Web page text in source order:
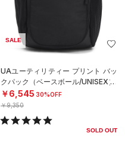
SALE
UAユーティリティー プリント バッ
クパック（ベースボール/UNISEX）
￥6,545 30%OFF
￥9,350
SOLD OUT